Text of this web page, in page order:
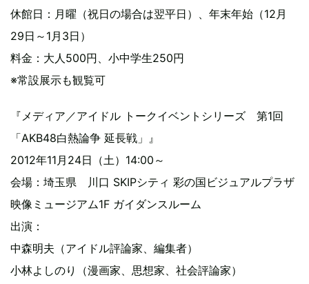
休館日：月曜（祝日の場合は翌平日）、年末年始（12月
29日～1月3日）
料金：大人500円、小中学生250円
※常設展示も観覧可
『メディア／アイドル トークイベントシリーズ 第1回
「AKB48白熱論争 延長戦」』
2012年11月24日（土）14:00～
会場：埼玉県 川口 SKIPシティ 彩の国ビジュアルプラザ
映像ミュージアム1F ガイダンスルーム
出演：
中森明夫（アイドル評論家、編集者）
小林よしのり（漫画家、思想家、社会評論家）